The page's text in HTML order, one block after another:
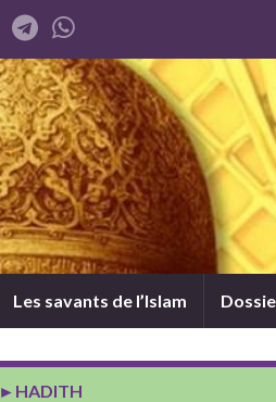
Les savants de l’Islam
►HADITH